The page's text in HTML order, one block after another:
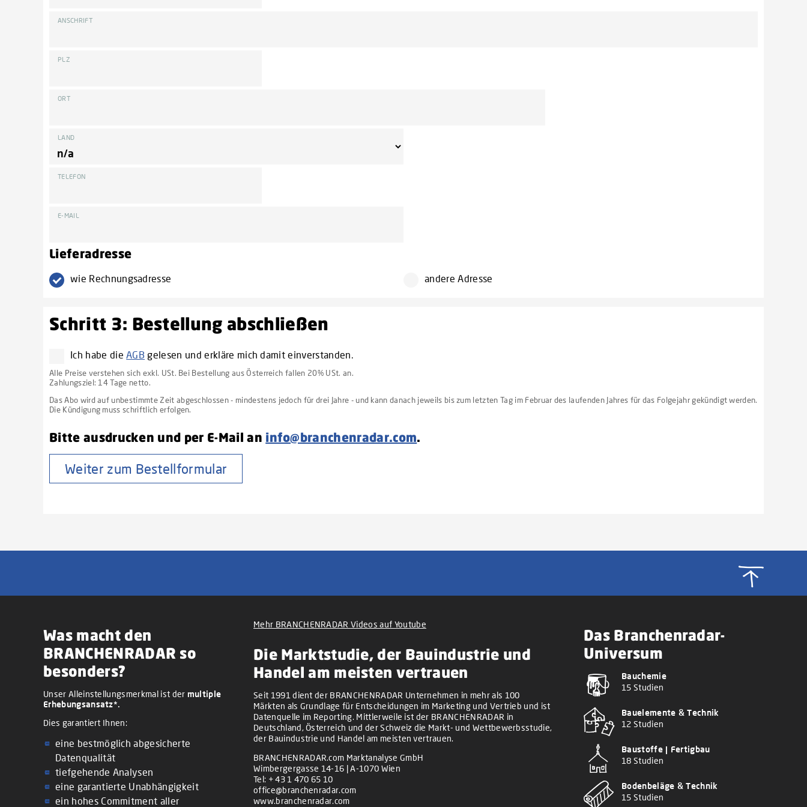
ANSCHRIFT
PLZ
ORT
LAND
TELEFON
E-MAIL
Lieferadresse
wie Rechnungsadresse andere Adresse
Schritt 3: Bestellung abschließen
Ich habe dieAGB gelesen und erkläre mich damit einverstanden.
Alle Preise verstehen sich exkl. USt. Bei Bestellung aus Österreich fallen 20% USt. an.
Zahlungsziel: 14 Tage netto.
Das Abo wird auf unbestimmte Zeit abgeschlossen - mindestens jedoch für drei Jahre - und kann danach jeweils bis zum letzten Tag im Februar des laufenden Jahres für das Folgejahr gekündigt werden.
Die Kündigung muss schriftlich erfolgen.
Bitte ausdrucken und per E-Mail an info@branchenradar.com.
Weiter zum Bestellformular
Was macht den
BRANCHENRADAR so
besonders?
Unser Alleinstellungsmerkmal ist der multiple
Erhebungsansatz*.
Dies garantiert Ihnen:
eine bestmöglich abgesicherte
Datenqualität
tiefgehende Analysen
eine garantierte Unabhängigkeit
ein hohes Commitment aller
Mehr BRANCHENRADAR Videos auf Youtube
Die Marktstudie, der Bauindustrie und
Handel am meisten vertrauen
Seit 1991 dient der BRANCHENRADAR Unternehmen in mehr als 100
Märkten als Grundlage für Entscheidungen im Marketing und Vertrieb und ist
Datenquelle im Reporting. Mittlerweile ist der BRANCHENRADAR in
Deutschland, Österreich und der Schweiz die Markt- und Wettbewerbsstudie,
der Bauindustrie und Handel am meisten vertrauen.
BRANCHENRADAR.com Marktanalyse GmbH
Wimbergergasse 14-16 | A-1070 Wien
Tel: + 43 1 470 65 10
office@branchenradar.com
www.branchenradar.com
Das Branchenradar-
Universum
Bauchemie
15 Studien
Bauelemente & Technik
12 Studien
Baustoffe | Fertigbau
18 Studien
Bodenbeläge & Technik
15 Studien